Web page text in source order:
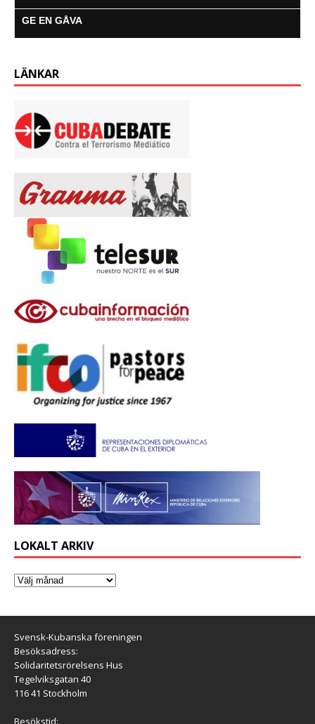
GE EN GÅVA
LÄNKAR
LOKALT ARKIV
Svensk-Kubanska föreningen
Besöksadress:
Solidaritetsrörelsens Hus
Tegelviksgatan 40
116 41 Stockholm
Besökstid: